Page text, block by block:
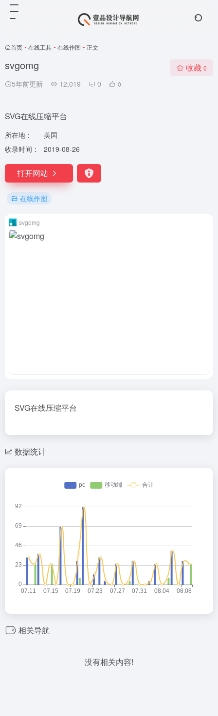
首页 • 在线工具 • 在线作图 • 正文
svgomg
5年前更新 12,019 0 0
收藏 0
SVG在线压缩平台
所在地：
美国
收录时间：
2019-08-26
打开网站
在线作图
svgomg
SVG在线压缩平台
数据统计
相关导航
没有相关内容!